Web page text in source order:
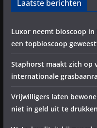
Laatste berichten
Luxor neemt bioscoop in
een topbioscoop
Staphorst maakt zich op
internationale
Vrijwilligers laten
niet in geld uit te